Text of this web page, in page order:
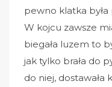
pewno klatka
W kojcu zawsze
biegała luzem to
jak tylko brała do
do niej, dostawała